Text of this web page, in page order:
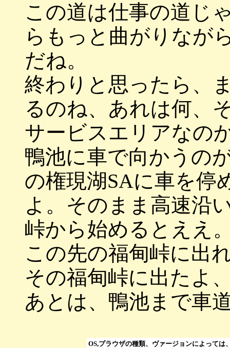
この道は仕事の道じ
らもっと曲がりなが
だね。
終わりと思ったら、
るのね、あれは何、
サービスエリアなの
鴨池に車で向かうの
の権現湖SAに車を停
よ。そのまま高速沿
峠から始めるとええ
この先の福甸峠に出
その福甸峠に出たよ
あとは、鴨池まで車
OS,プラウザの種類、ヴァージョンによっては